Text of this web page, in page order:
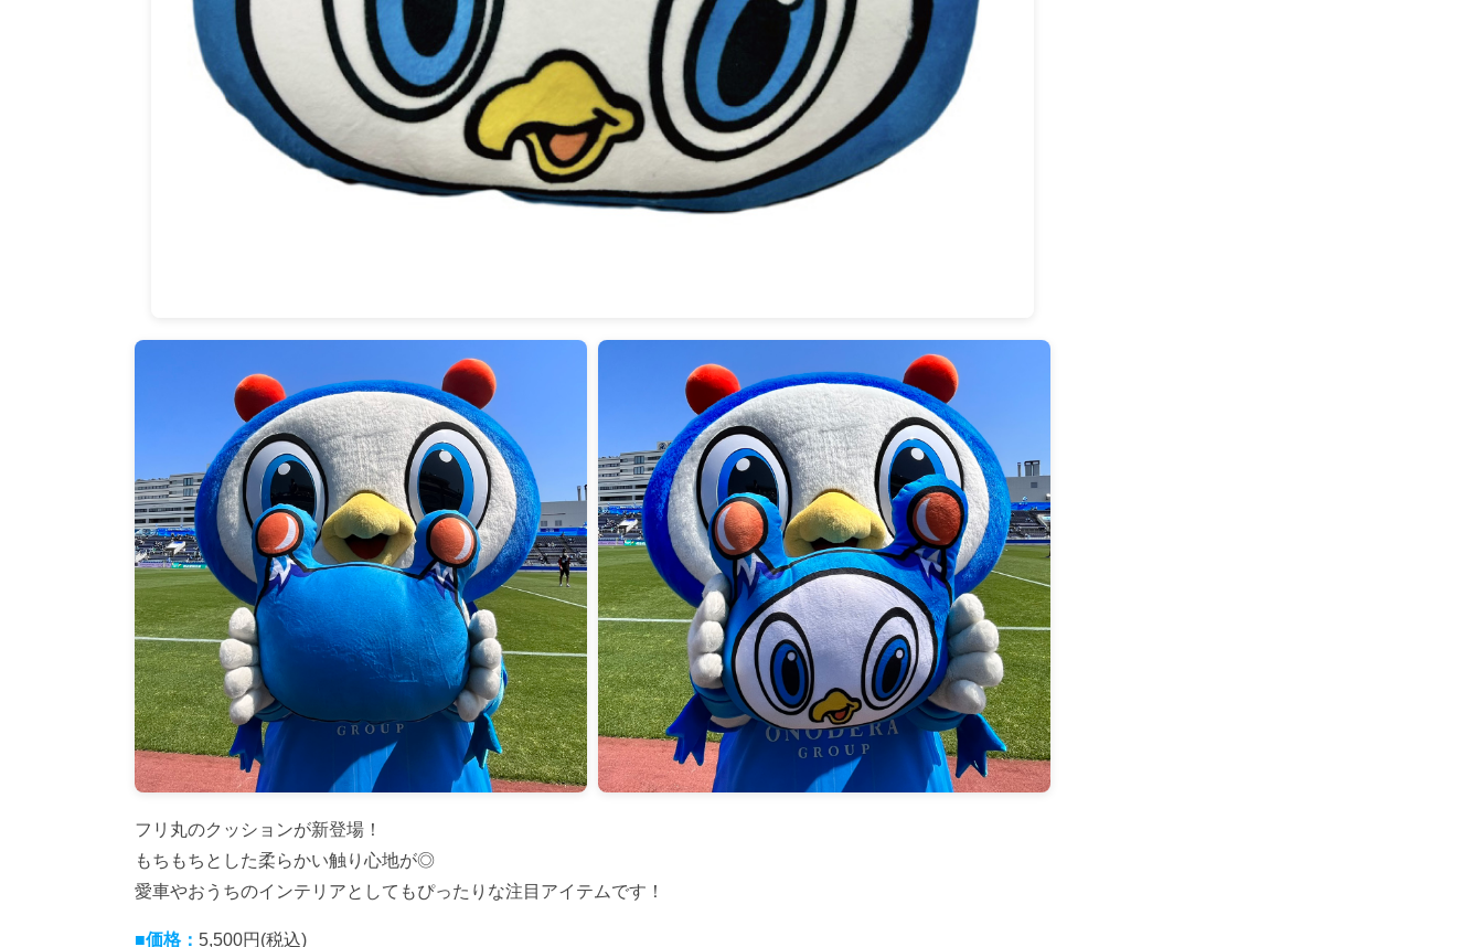
フリ丸のクッションが新登場！
もちもちとした柔らかい触り心地が◎
愛車やおうちのインテリアとしてもぴったりな注目アイテムです！
■価格： 5,500円(税込)